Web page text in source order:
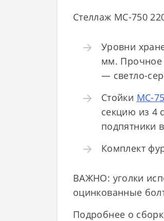
Стеллаж МС-750
Уровни
мм. Прочное
— светло-
Стойки МС-
секцию из 4
подпятники
Комплект
ВАЖНО: уголки
оцинкованные
Подробнее о